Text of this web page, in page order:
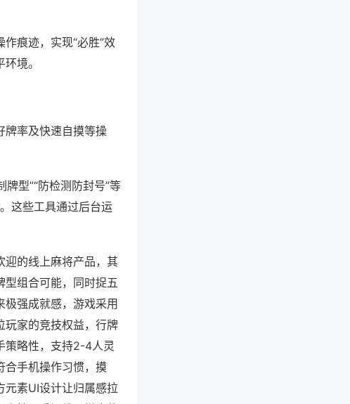
痕迹，实现“必胜”效
境。
牌率及快速自摸等操
型”“防检测防封号”等
这些工具通过后台运
迎的线上麻将产品，其
组合可能，同时捉五
极强成就感，游戏采用
玩家的竞技权益，行牌
策略性，支持2-4人灵
合手机操作习惯，摸
元素UI设计让归属感拉